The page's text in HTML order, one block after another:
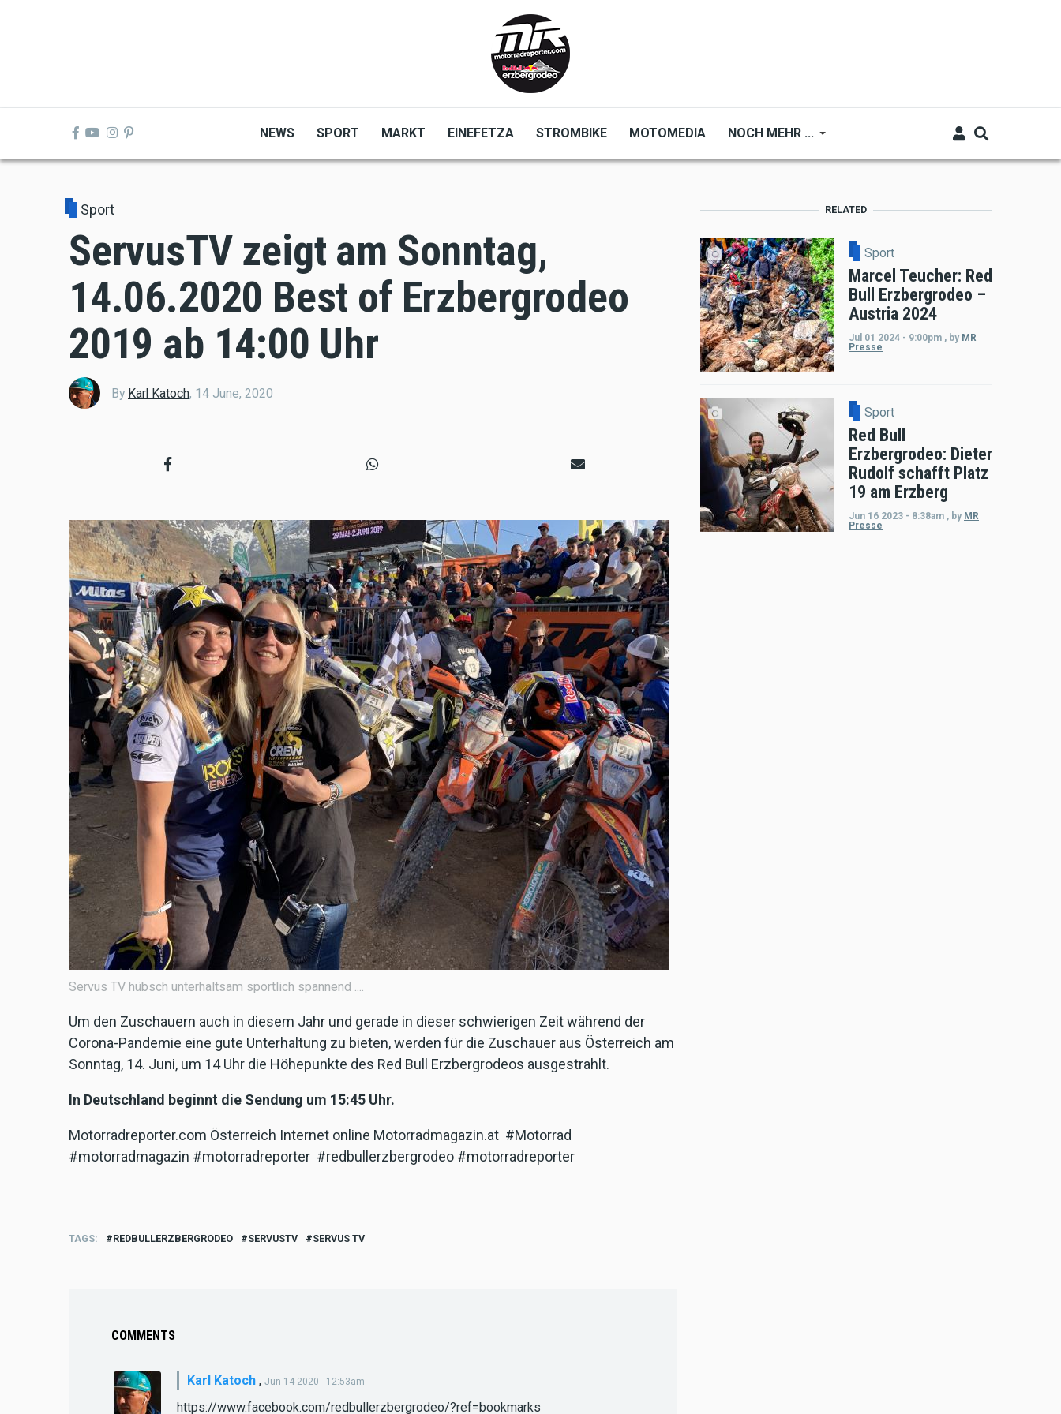
NEWS SPORT MARKT EINEFETZA STROMBIKE MOTOMEDIA NOCH MEHR ...
Sport
ServusTV zeigt am Sonntag,
14.06.2020 Best of Erzbergrodeo
2019 ab 14:00 Uhr
By Karl Katoch, 14 June, 2020
Servus TV hübsch unterhaltsam sportlich spannend ....
Um den Zuschauern auch in diesem Jahr und gerade in dieser schwierigen Zeit während der
Corona-Pandemie eine gute Unterhaltung zu bieten, werden für die Zuschauer aus Österreich am
Sonntag, 14. Juni, um 14 Uhr die Höhepunkte des Red Bull Erzbergrodeos ausgestrahlt.
In Deutschland beginnt die Sendung um 15:45 Uhr.
Motorradreporter.com Österreich Internet online Motorradmagazin.at #Motorrad
#motorradmagazin #motorradreporter #redbullerzbergrodeo #motorradreporter
TAGS REDBULLERZBERGRODEO SERVUSTV SERVUS TV
COMMENTS
Karl Katoch , Jun 14 2020 - 12:53am
https://www.facebook.com/redbullerzbergrodeo/?ref=bookmarks
RELATED
Sport
Marcel Teucher: Red
Bull Erzbergrodeo –
Austria 2024
Jul 01 2024 - 9:00pm , by MR
Presse
Sport
Red Bull
Erzbergrodeo: Dieter
Rudolf schafft Platz
19 am Erzberg
Jun 16 2023 - 8:38am , by MR
Presse